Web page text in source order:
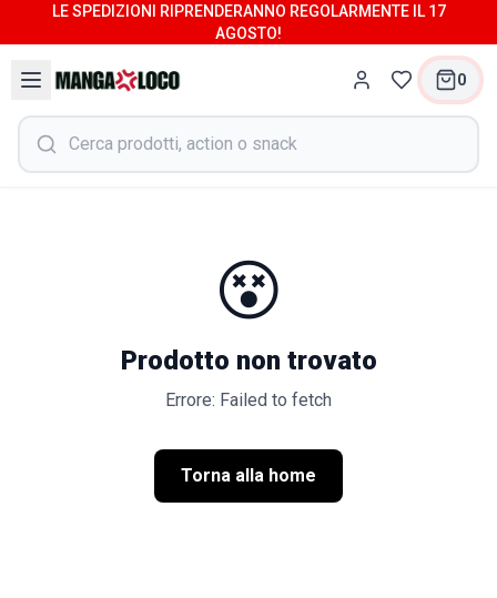
LE SPEDIZIONI RIPRENDERANNO REGOLARMENTE IL 17
AGOSTO!
0
😵
Prodotto non trovato
Errore: Failed to fetch
Torna alla home